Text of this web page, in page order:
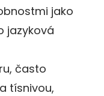
jako
jazyková
často
tísnivou,